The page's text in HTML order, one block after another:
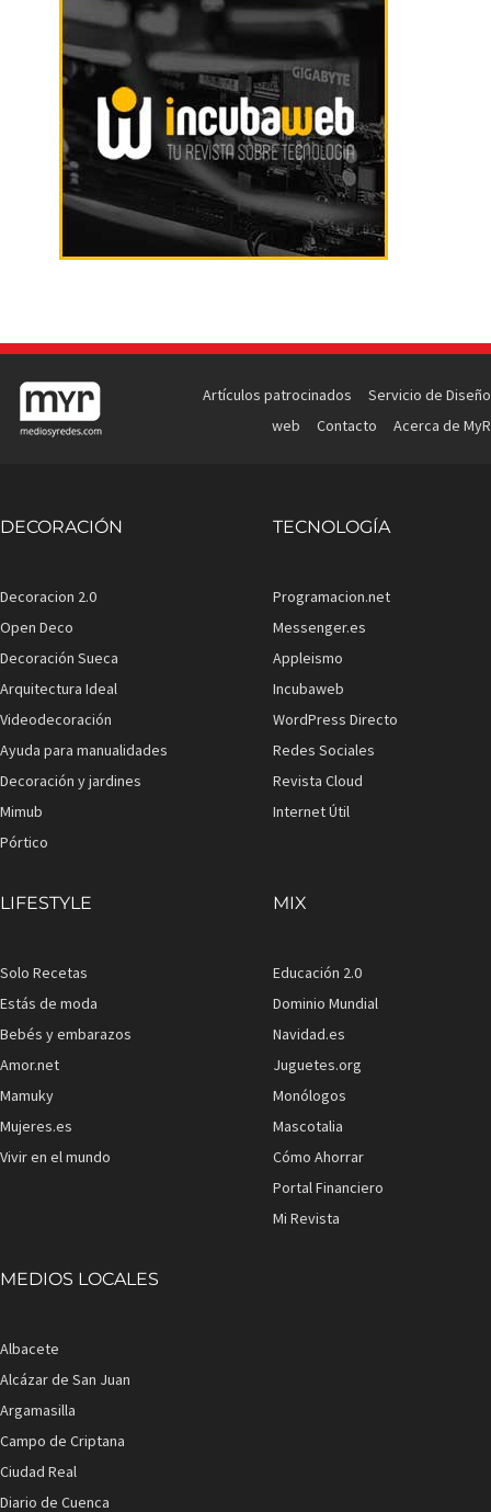
Artículos patrocinados
Servicio de Diseño
web
Contacto Acerca de MyR
DECORACIÓN
Decoracion 2.0
Open Deco
Decoración Sueca
Arquitectura Ideal
Videodecoración
Ayuda para manualidades
Decoración y jardines
Mimub
Pórtico
TECNOLOGÍA
Programacion.net
Messenger.es
Appleismo
Incubaweb
WordPress Directo
Redes Sociales
Revista Cloud
Internet Útil
LIFESTYLE
Solo Recetas
Estás de moda
Bebés y embarazos
Amor.net
Mamuky
Mujeres.es
Vivir en el mundo
MIX
Educación 2.0
Dominio Mundial
Navidad.es
Juguetes.org
Monólogos
Mascotalia
Cómo Ahorrar
Portal Financiero
Mi Revista
MEDIOS LOCALES
Albacete
Alcázar de San Juan
Argamasilla
Campo de Criptana
Ciudad Real
Diario de Cuenca